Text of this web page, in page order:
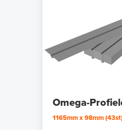
Omega-
1165mm x 98mm